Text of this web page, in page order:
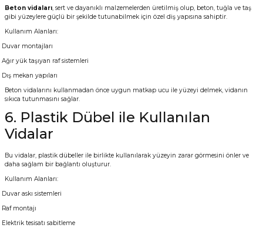
Beton vidaları, sert ve dayanıklı malzemelerden üretilmiş olup, beton, tuğla ve taş
gibi yüzeylere güçlü bir şekilde tutunabilmek için özel diş yapısına sahiptir.
Kullanım Alanları:
Duvar montajları
Ağır yük taşıyan raf sistemleri
Dış mekan yapıları
Beton vidalarını kullanmadan önce uygun matkap ucu ile yüzeyi delmek, vidanın
sıkıca tutunmasını sağlar.
6. Plastik Dübel ile Kullanılan
Vidalar
Bu vidalar, plastik dübeller ile birlikte kullanılarak yüzeyin zarar görmesini önler ve
daha sağlam bir bağlantı oluşturur.
Kullanım Alanları:
Duvar askı sistemleri
Raf montajı
Elektrik tesisatı sabitleme